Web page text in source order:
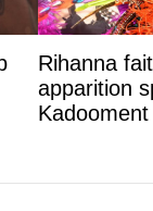
Rihanna
apparition